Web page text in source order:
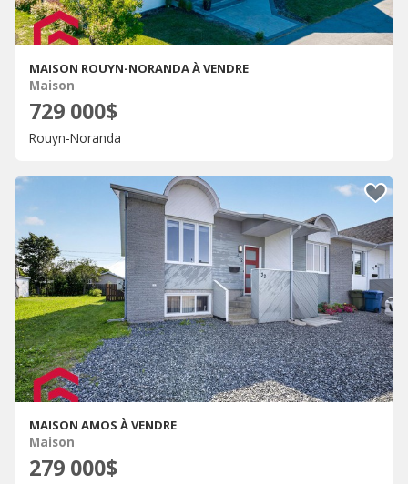
MAISON ROUYN-NORANDA À VENDRE
Maison
729 000$
Rouyn-Noranda
MAISON AMOS À VENDRE
Maison
279 000$